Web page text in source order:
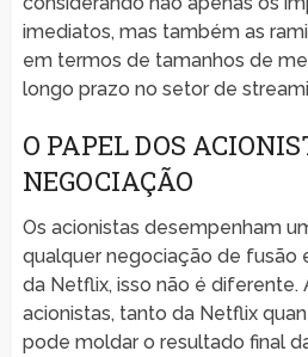
imediatos, mas também as
em termos de tamanhos de
longo prazo no setor de
O PAPEL DOS
NEGOCIAÇÃO
Os acionistas desempenham
qualquer negociação de fusão
da Netflix, isso não é diferente.
acionistas, tanto da Netflix
pode moldar o resultado final